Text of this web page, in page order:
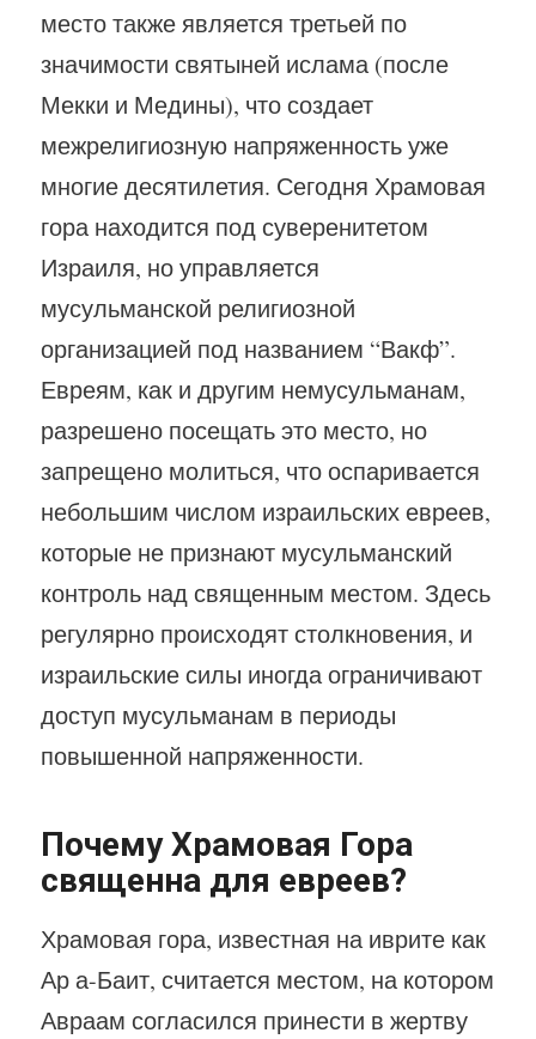
место также является третьей по
значимости святыней ислама (после
Мекки и Медины), что создает
межрелигиозную напряженность уже
многие десятилетия. Сегодня Храмовая
гора находится под суверенитетом
Израиля, но управляется
мусульманской религиозной
организацией под названием “Вакф”.
Евреям, как и другим немусульманам,
разрешено посещать это место, но
запрещено молиться, что оспаривается
небольшим числом израильских евреев,
которые не признают мусульманский
контроль над священным местом. Здесь
регулярно происходят столкновения, и
израильские силы иногда ограничивают
доступ мусульманам в периоды
повышенной напряженности.
Почему Храмовая Гора
священна для евреев?
Храмовая гора, известная на иврите как
Ар а-Баит, считается местом, на котором
Авраам согласился принести в жертву